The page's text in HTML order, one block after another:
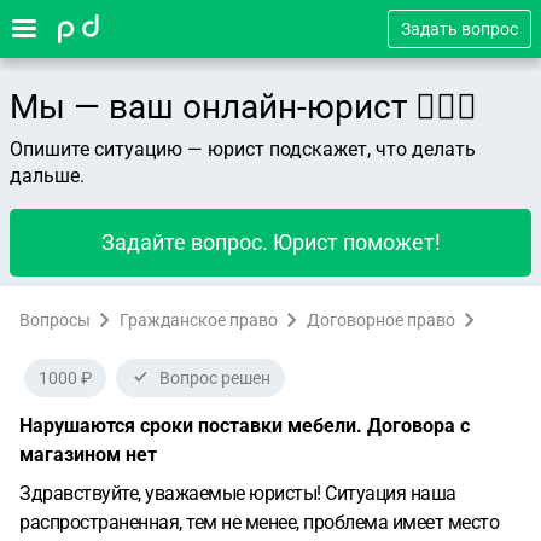
Задать вопрос
Мы — ваш онлайн-юрист 👨🏻‍⚖️
Опишите ситуацию — юрист подскажет, что делать
дальше.
Задайте вопрос. Юрист поможет!
Вопросы Гражданское право Договорное право
1000 ₽ Вопрос решен
Нарушаются сроки поставки мебели. Договора с
магазином нет
Здравствуйте, уважаемые юристы! Ситуация наша
распространенная, тем не менее, проблема имеет место